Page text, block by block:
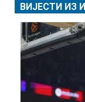
ВИЈЕСТИ ИЗ